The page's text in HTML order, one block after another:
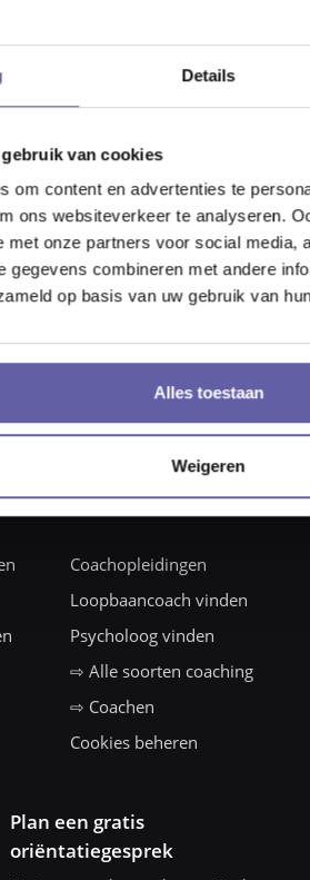
Details
van cookies
om content en advertenties te
ons websiteverkeer te analyseren.
met onze partners voor social media,
gegevens combineren met andere
op basis van uw gebruik van
Alles toestaan
Weigeren
– 17.30 uur
Coachopleidingen
Loopbaancoach vinden
Psycholoog vinden
⇨ Alle soorten coaching
⇨ Coachen
Cookies beheren
Plan een gratis
oriëntatiegesprek